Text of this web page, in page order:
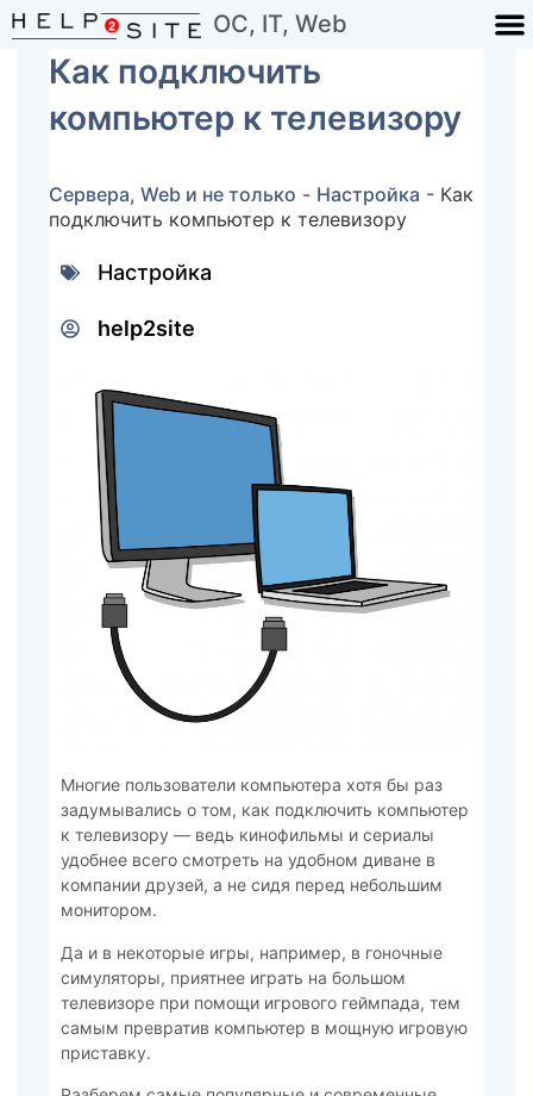
ОС, IT, Web
Как подключить
компьютер к телевизору
Сервера, Web и не только - Настройка - Как
подключить компьютер к телевизору
Настройка
help2site
Многие пользователи компьютера хотя бы раз
задумывались о том, как подключить компьютер
к телевизору — ведь кинофильмы и сериалы
удобнее всего смотреть на удобном диване в
компании друзей, а не сидя перед небольшим
монитором.
Да и в некоторые игры, например, в гоночные
симуляторы, приятнее играть на большом
телевизоре при помощи игрового геймпада, тем
самым превратив компьютер в мощную игровую
приставку.